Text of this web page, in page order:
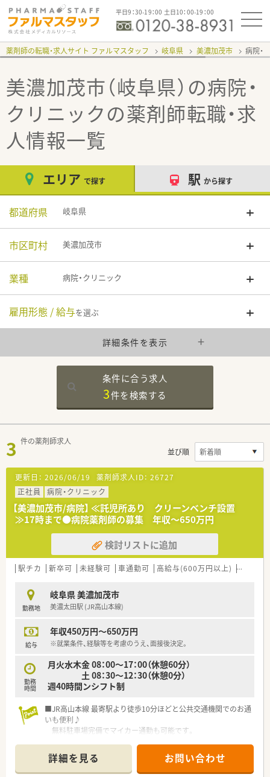
平日9：30-19：00 土日10：00-19：00
薬剤師の転職・求人サイト ファルマスタッフ 岐阜県 美濃加茂市 病院・
美濃加茂市（岐阜県）の病院・
クリニックの薬剤師転職・求
人情報一覧
エリア で探す 駅 から探す
都道府県 岐阜県
市区町村 美濃加茂市
業種 病院・クリニック
雇用形態 / 給与を選ぶ
詳細条件を表示
条件に合う求人
3件を検索する
3 件の薬剤師求人
並び順
更新日： 2026/06/19 薬剤師求人ID： 26727
正社員
病院・クリニック
【美濃加茂市/病院】 ≪託児所あり クリーンベンチ設置
≫17時まで●病院薬剤師の募集 年収～650万円
検討リストに追加
駅チカ 新卒可 未経験可 車通勤可 高給与(600万円以上) 寮・借
勤務地
岐阜県 美濃加茂市
美濃太田駅 (JR高山本線)
給与
年収450万円～650万円
※就業条件、経験等を考慮のうえ、面接後決定。
勤務
時間
月火水木金 08：00～17：00（休憩60分）
土 08：30～12：30（休憩0分）
週40時間ンシフト制
■JR高山本線 最寄駅より徒歩10分ほどと公共交通機関でのお通
いも便利♪
無料駐車場完備でマイカー通勤も可能です。
詳細を見る お問い合わせ